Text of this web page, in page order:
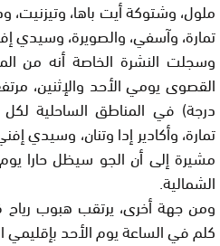
ملول، وشتوكة أيت باها، وتيزنيت،
تمارة، وآسفي، والصويرة، وسيدي
وسجلت النشرة الخاصة أنه من
درجة) في المناطق الساحلية لكل
تمارة، وأكادير إدا وتنان، وسيدي
مشيرة إلى أن الجو سيظل حارا
الشمالية.
كلم في الساعة يوم الأحد